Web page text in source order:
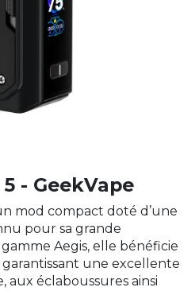
- GeekVape
mod compact doté d’une
pour sa grande
Aegis, elle bénéficie
une excellente
aux éclaboussures ainsi